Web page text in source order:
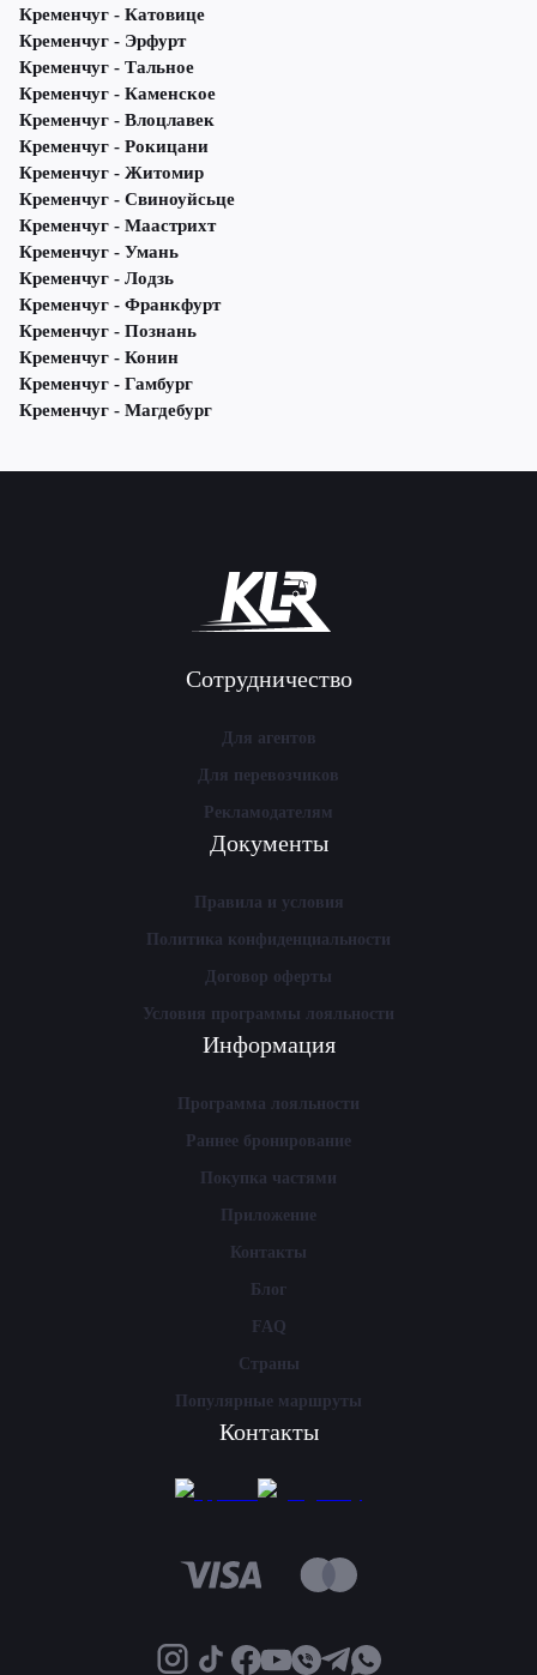
Кременчуг - Катовице
Кременчуг - Эрфурт
Кременчуг - Тальное
Кременчуг - Каменское
Кременчуг - Влоцлавек
Кременчуг - Рокицани
Кременчуг - Житомир
Кременчуг - Свиноуйсьце
Кременчуг - Маастрихт
Кременчуг - Умань
Кременчуг - Лодзь
Кременчуг - Франкфурт
Кременчуг - Познань
Кременчуг - Конин
Кременчуг - Гамбург
Кременчуг - Магдебург
Сотрудничество
Для агентов
Для перевозчиков
Рекламодателям
Документы
Правила и условия
Политика конфиденциальности
Договор оферты
Условия программы лояльности
Информация
Программа лояльности
Раннее бронирование
Покупка частями
Приложение
Контакты
Блог
FAQ
Страны
Популярные маршруты
Контакты